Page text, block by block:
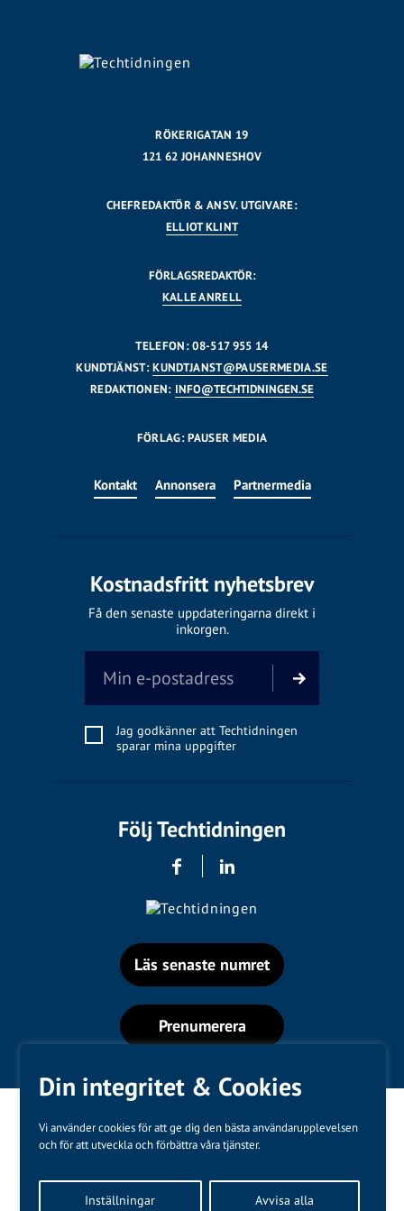
Din integritet & Cookies
Vi använder cookies för att ge dig den bästa användarupplevelsen
och för att utveckla och förbättra våra tjänster.
Inställningar Avvisa alla
RÖKERIGATAN 19
121 62 JOHANNESHOV
CHEFREDAKTÖR & ANSV. UTGIVARE:
ELLIOT KLINT
FÖRLAGSREDAKTÖR:
KALLE ANRELL
TELEFON: 08-517 955 14
KUNDTJÄNST:KUNDTJANST@PAUSERMEDIA.SE
REDAKTIONEN: INFO@TECHTIDNINGEN.SE
FÖRLAG: PAUSER MEDIA
Kontakt Annonsera Partnermedia
Kostnadsfritt nyhetsbrev
Få den senaste uppdateringarna direkt i
inkorgen.
Jag godkänner att Techtidningen
sparar mina uppgifter
Följ Techtidningen
Läs senaste numret
Prenumerera